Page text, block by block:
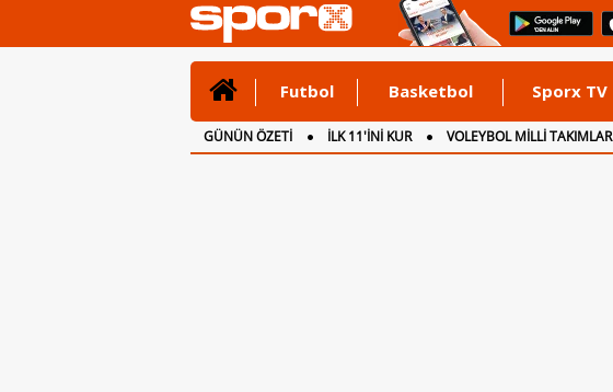
Futbol Basketbol Sporx TV
GÜNÜN ÖZETİ İLK 11'İNİ KUR VOLEYBOL MİLLİ TAKIMLAR
CANLI ANLATIM
İNGİLTERE